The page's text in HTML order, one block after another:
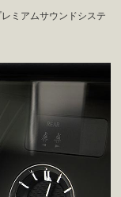
ミアムサウンドシステ